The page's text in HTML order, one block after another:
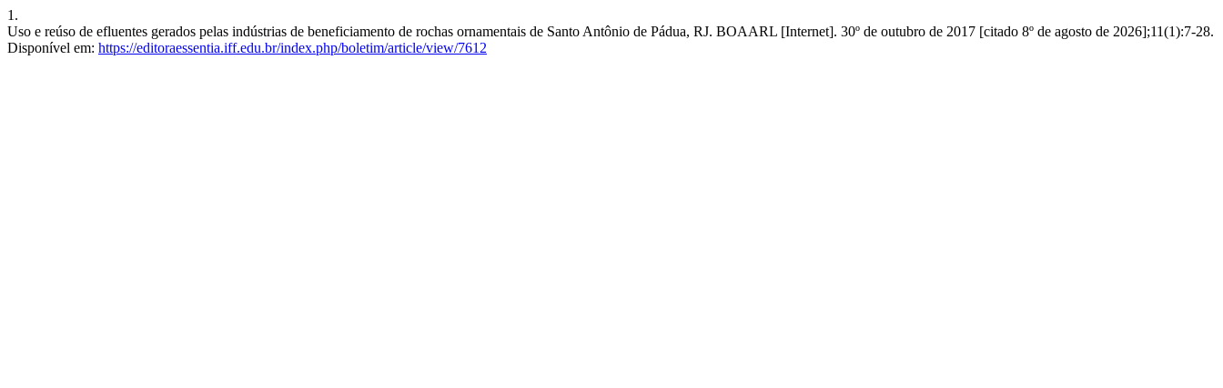
1.
Uso e reúso de efluentes gerados pelas indústrias de beneficiamento de rochas ornamentais de Santo Antônio de Pádua, RJ. BOAARL [Internet]. 30º de outubro de 2017 [citado 8º de agosto de 2026];11(1):7-28.
Disponível em: https://editoraessentia.iff.edu.br/index.php/boletim/article/view/7612